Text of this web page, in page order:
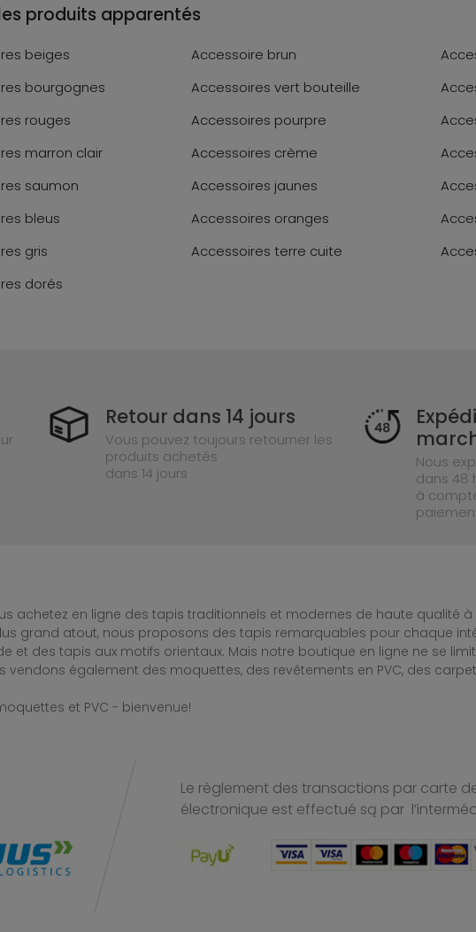
produits apparentés
beiges Accessoire brun
bourgognes
Accessoires vert bouteille
rouges
Accessoires pourpre
marron clair
Accessoires crème
saumon
Accessoires jaunes
bleus
Accessoires oranges
gris
Accessoires terre cuite
dorés
Retour dans 14 jours
Vous pouvez toujours retourner les
produits achetés
dans 14 jours
Nous
dans 48
à
achetez en ligne des tapis traditionnels et modernes de haute qualité
grand atout, nous proposons des tapis remarquables pour chaque
et des tapis aux motifs orientaux. Mais notre boutique en ligne ne se
vendons également des moquettes, des revêtements en PVC, des
et PVC - bienvenue!
Le règlement des transactions par carte
électronique est effectué są par